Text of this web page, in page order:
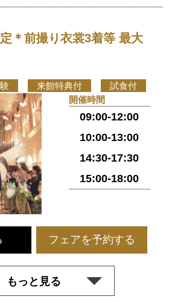
＊前撮り衣裳3着等 最大
来館特典付
試食付
開催時間
09:00-12:00
10:00-13:00
14:30-17:30
15:00-18:00
フェアを予約する
もっと見る